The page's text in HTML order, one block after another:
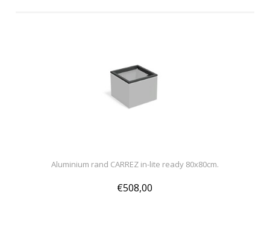
Aluminium rand CARREZ in-lite ready 80x80cm.
€508,00